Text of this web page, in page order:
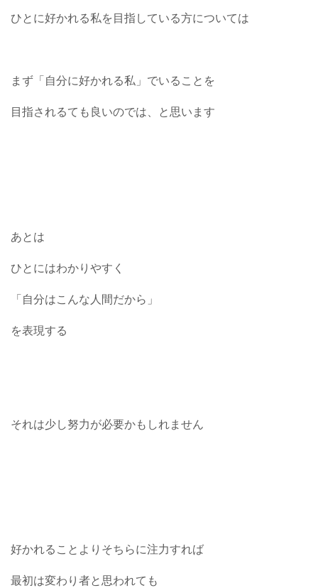
ひとに好かれる私を目指している方については
まず「自分に好かれる私」でいることを
目指されるても良いのでは、と思います
あとは
ひとにはわかりやすく
「自分はこんな人間だから」
を表現する
それは少し努力が必要かもしれません
好かれることよりそちらに注力すれば
最初は変わり者と思われても